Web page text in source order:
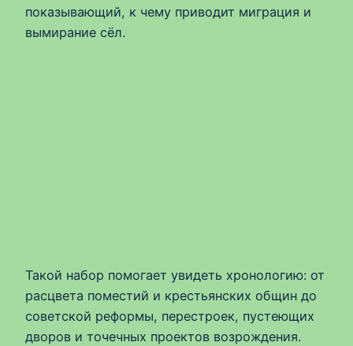
показывающий, к чему приводит миграция и
вымирание сёл.
Такой набор помогает увидеть хронологию: от
расцвета поместий и крестьянских общин до
советской реформы, перестроек, пустеющих
дворов и точечных проектов возрождения.